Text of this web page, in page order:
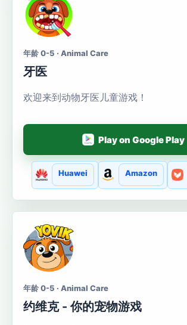
年龄 0-5 · Animal Care
牙医
欢迎来到动物牙医儿童游戏！
Play on Google Play
Huawei Amazon
年龄 0-5 · Animal Care
约维克 - 你的宠物游戏